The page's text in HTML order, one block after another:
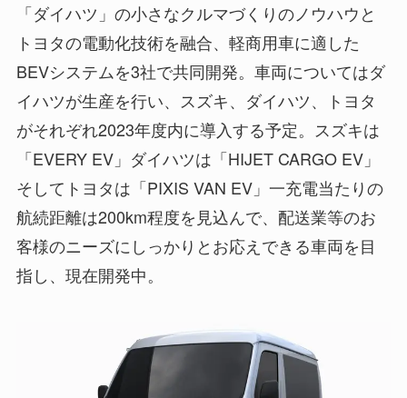
「ダイハツ」の小さなクルマづくりのノウハウと
トヨタの電動化技術を融合、軽商用車に適した
BEVシステムを3社で共同開発。車両についてはダ
イハツが生産を行い、スズキ、ダイハツ、トヨタ
がそれぞれ2023年度内に導入する予定。スズキは
「EVERY EV」ダイハツは「HIJET CARGO EV」
そしてトヨタは「PIXIS VAN EV」一充電当たりの
航続距離は200km程度を見込んで、配送業等のお
客様のニーズにしっかりとお応えできる車両を目
指し、現在開発中。